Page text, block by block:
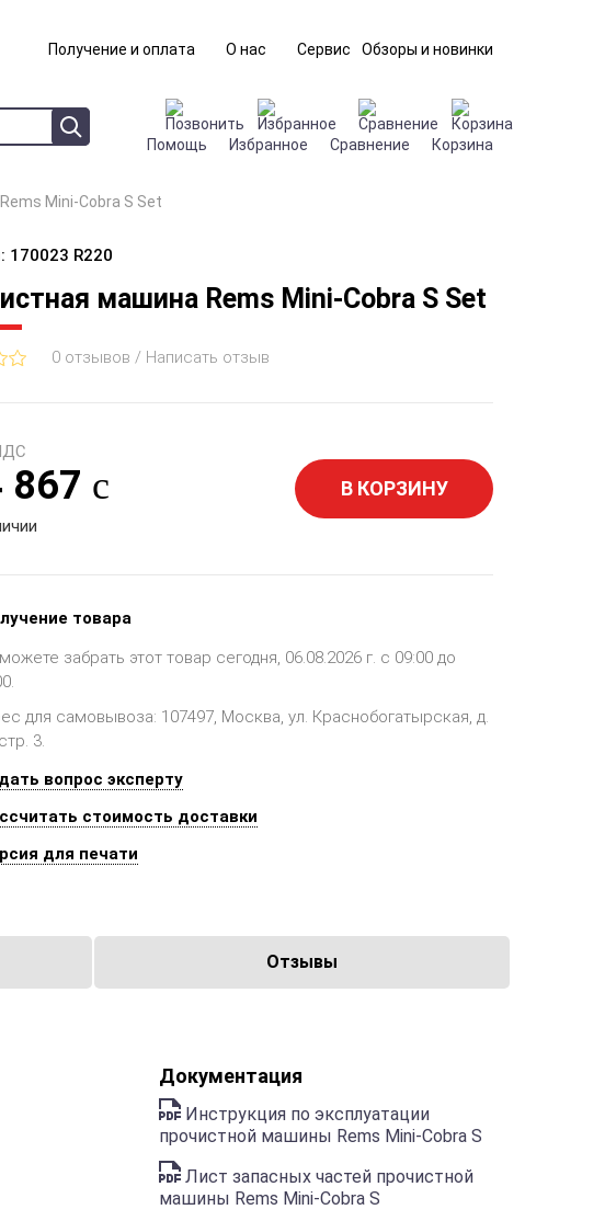
Получение и оплата О нас Сервис Обзоры и новинки
Помощь Избранное Сравнение Корзина
Mini-Cobra S Set
170023 R220
машина Rems Mini-Cobra S Set
0 отзывов / Написать отзыв
867 В КОРЗИНУ
товара
забрать этот товар сегодня, 06.08.2026 г. с 09:00 до
для самовывоза: 107497, Москва, ул. Краснобогатырская, д.
3.
вопрос эксперту
стоимость доставки
для печати
Отзывы
Документация
Инструкция по эксплуатации
прочистной машины Rems Mini-Cobra S
Лист запасных частей прочистной
машины Rems Mini-Cobra S